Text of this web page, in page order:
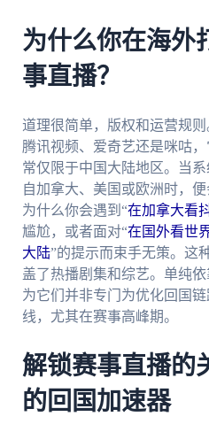
为什么你在海外
事直播？
道理很简单，版权和运营规
腾讯视频、爱奇艺还是咪咕
常仅限于中国大陆地区。当
自加拿大、美国或欧洲时，
为什么你会遇到“在加拿大看
尴尬，或者面对“在国外看世
大陆”的提示而束手无策。这
盖了热播剧集和综艺。单纯
为它们并非专门为优化回国
线，尤其在赛事高峰期。
解锁赛事直播的
的回国加速器